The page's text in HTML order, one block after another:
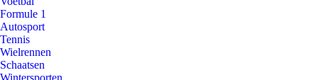
Formule 1
Autosport
Tennis
Wielrennen
Schaatsen
Wintersporten